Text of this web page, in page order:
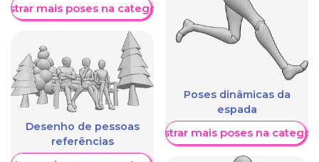
mais poses na categoria
Desenho de pessoas
referências
Poses dinâmicas da
espada
Mostrar mais poses na